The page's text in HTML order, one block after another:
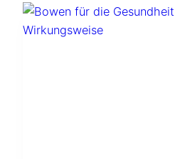
LINDER,